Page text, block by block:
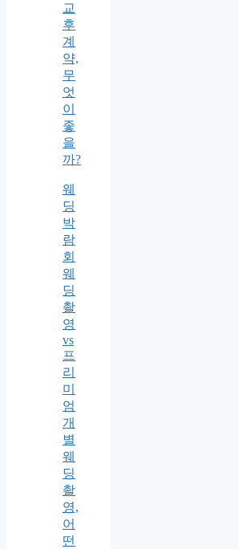
교
후
계
약,
무
엇
이
좋
을
까?
웨
딩
박
람
회
웨
딩
촬
영
vs
프
리
미
엄
개
별
웨
딩
촬
영,
어
떤